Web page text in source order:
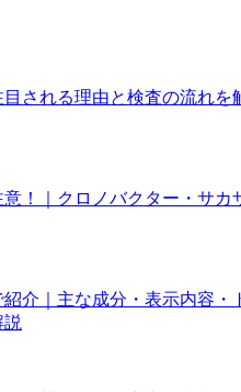
される理由と検査の流れを
！｜クロノバクター・サカ
介｜主な成分・表示内容・